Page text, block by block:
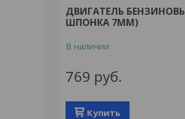
ДВИГАТЕЛЬ
ШПОНКА 7ММ)
В наличии
769 руб.
Купить